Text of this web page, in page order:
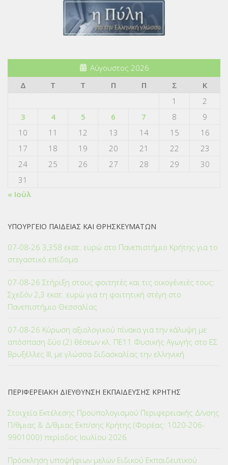
Αύγουστος 2026
Δ
Τ Τ Π Π Σ
Κ
1
2
3
4 5 6 7 8
9
10
11 12 13 14 15
16
17
18 19 20 21 22
23
24
25 26 27 28 29
30
31
« Ιούλ
ΥΠΟΥΡΓΕΙΟ ΠΑΙΔΕΙΑΣ ΚΑΙ ΘΡΗΣΚΕΥΜΑΤΩΝ
07-08-26 3,358 εκατ. ευρώ στο Πανεπιστήμιο Κρήτης για το
στεγαστικό επίδομα
07-08-26 Στήριξη στους φοιτητές και τις οικογένειές τους:
Σχεδόν 2,3 εκατ. ευρώ για τη φοιτητική στέγη στο
Πανεπιστήμιο Θεσσαλίας
07-08-26 Κύρωση αξιολογικού πίνακα για την κάλυψη με
απόσπαση δύο (2) θέσεων κλ. ΠΕ11 Φυσικής Αγωγής στο ΕΣ
Βρυξέλλες ΙΙΙ, με γλώσσα διδασκαλίας την ελληνική
ΠΕΡΙΦΕΡΕΙΑΚΗ ΔΙΕΥΘΥΝΣΗ ΕΚΠΑΙΔΕΥΣΗΣ ΚΡΗΤΗΣ
Στοιχεία Εκτέλεσης Προϋπολογισμού Περιφερειακής Δ/νσης
Π/θμιας & Δ/θμιας Εκπ/σης Κρήτης (Φορέας: 1020-206-
9901000) περίοδος Ιουλίου 2026
Πρόσκληση υποψήφιων μελών Ειδικού Εκπαιδευτικού